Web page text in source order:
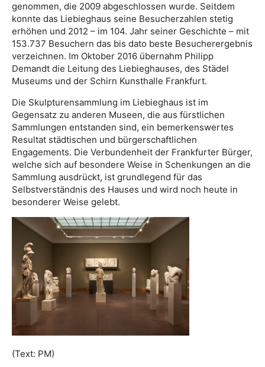
genommen, die 2009 abgeschlossen wurde. Seitdem
konnte das Liebieghaus seine Besucherzahlen stetig
erhöhen und 2012 – im 104. Jahr seiner Geschichte – mit
153.737 Besuchern das bis dato beste Besucherergebnis
verzeichnen. Im Oktober 2016 übernahm Philipp
Demandt die Leitung des Liebieghauses, des Städel
Museums und der Schirn Kunsthalle Frankfurt.
Die Skulpturensammlung im Liebieghaus ist im
Gegensatz zu anderen Museen, die aus fürstlichen
Sammlungen entstanden sind, ein bemerkenswertes
Resultat städtischen und bürgerschaftlichen
Engagements. Die Verbundenheit der Frankfurter Bürger,
welche sich auf besondere Weise in Schenkungen an die
Sammlung ausdrückt, ist grundlegend für das
Selbstverständnis des Hauses und wird noch heute in
besonderer Weise gelebt.
(Text: PM)